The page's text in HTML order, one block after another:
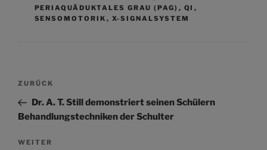
PERIAQUÄDUKTALES GRAU (PAG) , QI ,
SENSOMOTORIK , X-SIGNALSYSTEM
Beitragsnavigation
Vorheriger
Beitrag
ZURÜCK
Dr. A. T. Still demonstriert seinen Schülern
Behandlungstechniken der Schulter
Nächster
WEITER